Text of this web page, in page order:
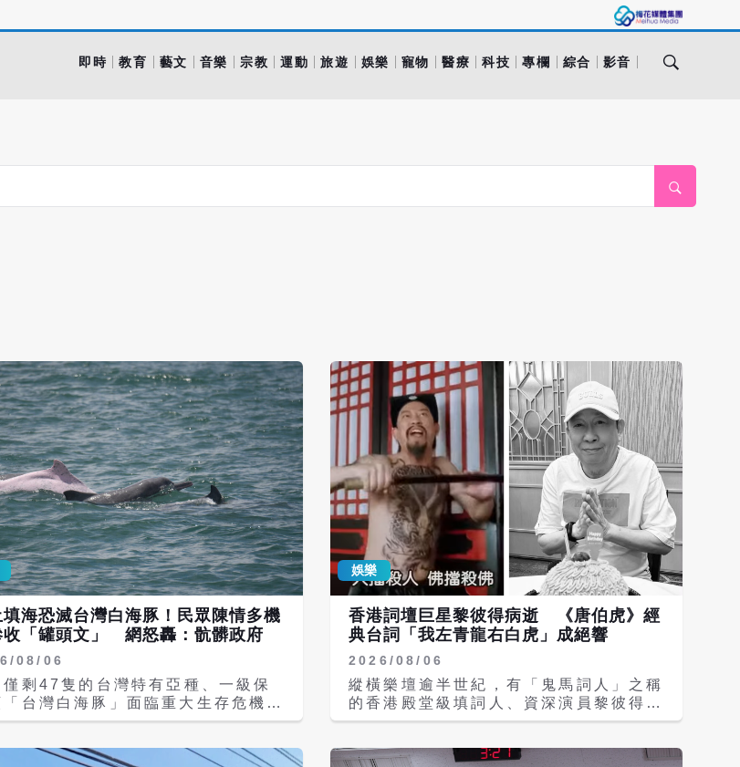
即時 教育 藝文 音樂 宗教 運動 旅遊 娛樂 寵物 醫療 科技 專欄 綜合 影音
填海恐滅台灣白海豚！民眾陳情多機
收「罐頭文」 網怒轟：骯髒政府
08/06
僅剩47隻的台灣特有亞種、一級保
「台灣白海豚」面臨重大生存危機，
港即將收受營建剩餘土石方，並於9
重疊，被控是「免環評、零審查」的
娛樂
香港詞壇巨星黎彼得病逝 《唐伯虎》經
典台詞「我左青龍右白虎」成絕響
2026/08/06
縱橫樂壇逾半世紀，有「鬼馬詞人」之稱
的香港殿堂級填詞人、資深演員黎彼得傳
出5日因病逝世，享壽76歲。好友鍾志光
片，隨後證實黎彼得已離世，並透露黎彼